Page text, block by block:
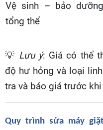
Vệ sinh – bảo dưỡng
tổng thể
💡 Lưu ý: Giá có thể
độ hư hỏng và loại
tra và báo giá trước khi
Quy trình sửa máy